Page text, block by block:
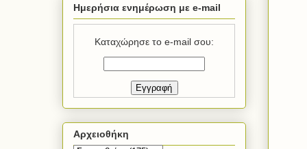
Ημερήσια ενημέρωση με e-mail
Καταχώρησε το e-mail σου:
Αρχειοθήκη